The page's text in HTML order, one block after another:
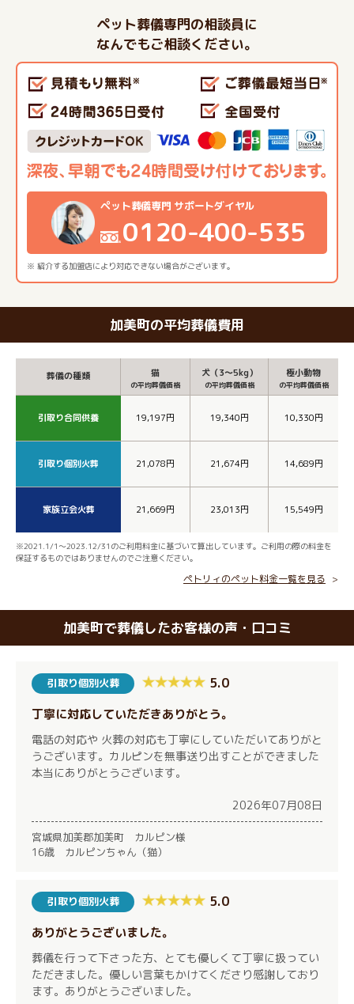
ペット葬儀専門の相談員に
なんでもご相談ください。
※ 紹介する加盟店により対応できない場合がございます。
ペット葬儀専門 サポートダイヤル
0120-400-535
加美町の平均葬儀費用
葬儀の種類 猫
の平均葬儀価格
犬（3～5kg）
の平均葬儀価格
極小動物
の平均葬儀価格
引取り合同供養 19,197円 19,340円 10,330円
引取り個別火葬 21,078円 21,674円 14,689円
家族立会火葬 21,669円 23,013円 15,549円
※2021.1/1～2023.12/31のご利用料金に基づいて算出しています。ご利用の際の料金を
保証するものではありませんのでご注意ください。
ペトリィのペット料金一覧を見る
加美町で葬儀したお客様の声・口コミ
引取り個別火葬 5.0
丁寧に対応していただきありがとう。
電話の対応や 火葬の対応も丁寧にしていただいてありがと
うございます。カルピンを無事送り出すことができました
本当にありがとうございます。
2026年07月08日
宮城県加美郡加美町 カルピン様
16歳 カルピンちゃん（猫）
引取り個別火葬 5.0
ありがとうございました。
葬儀を行って下さった方、とても優しくて丁寧に扱ってい
ただきました。優しい言葉もかけてくださり感謝しており
ます。ありがとうございました。